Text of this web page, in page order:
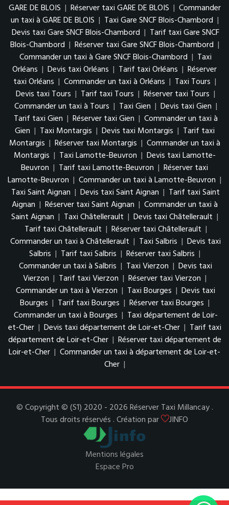
GARE DE BLOIS | Réserver taxi GARE DE BLOIS | Commander
un taxi à GARE DE BLOIS | Taxi Gare SNCF Blois-Chambord |
Devis taxi Gare SNCF Blois-Chambord | Tarif taxi Gare SNCF
Blois-Chambord | Réserver taxi Gare SNCF Blois-Chambord |
Commander un taxi à Gare SNCF Blois-Chambord | Taxi
Orléans | Devis taxi Orléans | Tarif taxi Orléans | Réserver
taxi Orléans | Commander un taxi à Orléans | Taxi Tours |
Devis taxi Tours | Tarif taxi Tours | Réserver taxi Tours |
Commander un taxi à Tours | Taxi Gien | Devis taxi Gien |
Tarif taxi Gien | Réserver taxi Gien | Commander un taxi à
Gien | Taxi Montargis | Devis taxi Montargis | Tarif taxi
Montargis | Réserver taxi Montargis | Commander un taxi à
Montargis | Taxi Lamotte-Beuvron | Devis taxi Lamotte-
Beuvron | Tarif taxi Lamotte-Beuvron | Réserver taxi
Lamotte-Beuvron | Commander un taxi à Lamotte-Beuvron |
Taxi Saint Aignan | Devis taxi Saint Aignan | Tarif taxi Saint
Aignan | Réserver taxi Saint Aignan | Commander un taxi à
Saint Aignan | Taxi Châtellerault | Devis taxi Châtellerault |
Tarif taxi Châtellerault | Réserver taxi Châtellerault |
Commander un taxi à Châtellerault | Taxi Salbris | Devis taxi
Salbris | Tarif taxi Salbris | Réserver taxi Salbris |
Commander un taxi à Salbris | Taxi Vierzon | Devis taxi
Vierzon | Tarif taxi Vierzon | Réserver taxi Vierzon |
Commander un taxi à Vierzon | Taxi Bourges | Devis taxi
Bourges | Tarif taxi Bourges | Réserver taxi Bourges |
Commander un taxi à Bourges | Taxi département de Loir-
et-Cher | Devis taxi département de Loir-et-Cher | Tarif taxi
département de Loir-et-Cher | Réserver taxi département de
Loir-et-Cher | Commander un taxi à département de Loir-et-
Cher |
© Copyright © (S1) 2020 - 2026 Réserver Taxi Millancay .
Tous droits réservés . Création par
JINFO
Mentions légales
Espace Pro